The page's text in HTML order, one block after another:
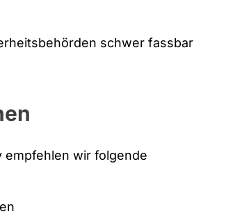
schwer fassbar
empfehlen wir folgende